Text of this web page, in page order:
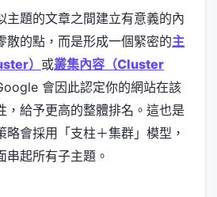
主題的文章之間建立有意義的內
散的點，而是形成一個緊密的主
） 或叢集內容（Cluster
會因此認定你的網站在該
，給予更高的整體排名。這也是
略會採用「支柱＋集群」模型，
串起所有子主題。